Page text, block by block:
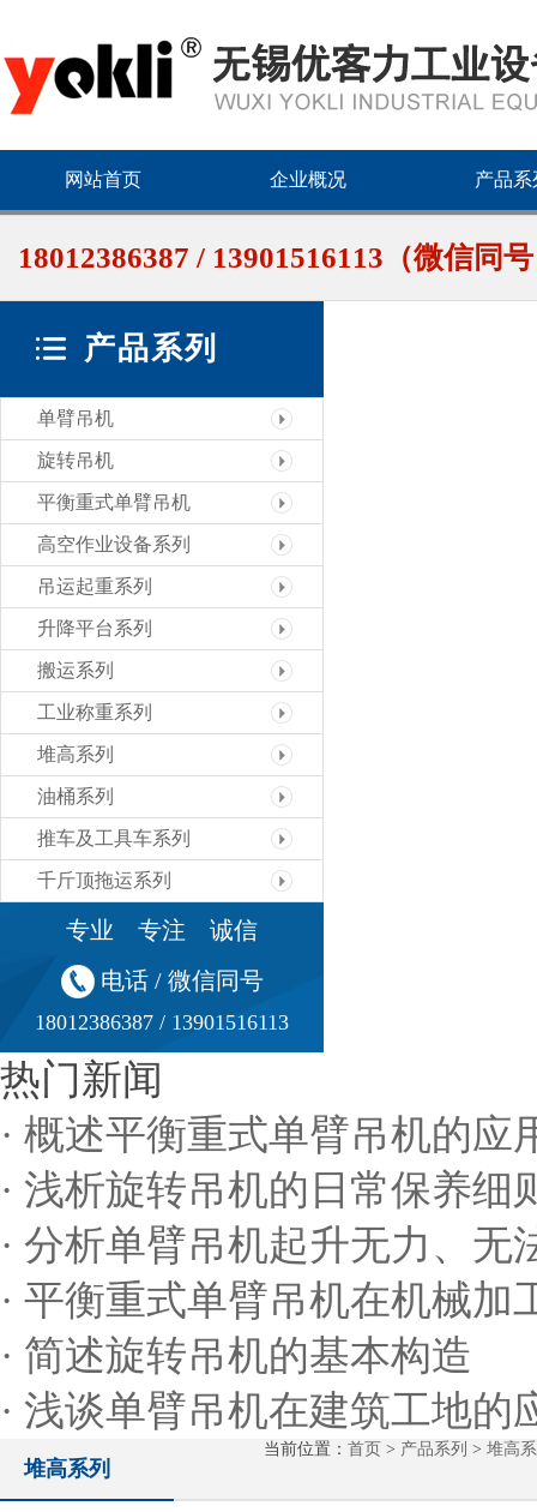
网站首页 企业概况 产品系
18012386387 / 13901516113（微信同
产品系列
单臂吊机
旋转吊机
平衡重式单臂吊机
高空作业设备系列
吊运起重系列
升降平台系列
搬运系列
工业称重系列
堆高系列
油桶系列
推车及工具车系列
千斤顶拖运系列
专业 专注 诚信
电话 / 微信同号
18012386387 / 13901516113
热门新闻
· 概述平衡重式单臂吊机的应
· 浅析旋转吊机的日常保养细
· 分析单臂吊机起升无力、
· 平衡重式单臂吊机在机械加
· 简述旋转吊机的基本构造
· 浅谈单臂吊机在建筑工地的
堆高系列
当前位置： 首页 > 产品系列 > 堆高